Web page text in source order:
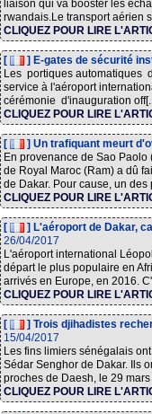
liaison qui va booster les
rwandais.Le transport aérien
CLIQUEZ POUR LIRE
[ ] E-gates de sécurité
Les portiques automatiques
service à l'aéroport
cérémonie d'inauguration
CLIQUEZ POUR LIRE
[ ] Un trafiquant meurt
En provenance de Sao
de Royal Maroc (Ram) a dû
de Dakar. Pour cause, un des
CLIQUEZ POUR LIRE
[ ] L'aéroport de Dakar,
26/04/2017
L'aéroport international
départ le plus populaire en
arrivés en Europe, en 2016.
CLIQUEZ POUR LIRE
[ ] Trois djihadistes
15/04/2017
Les fins limiers sénégalais
Sédar Senghor de Dakar. Ils
proches de Daesh, le 29 mars
CLIQUEZ POUR LIRE